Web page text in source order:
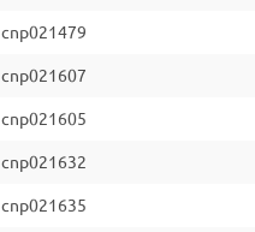
cnp021479
cnp021607
cnp021605
cnp021632
cnp021635